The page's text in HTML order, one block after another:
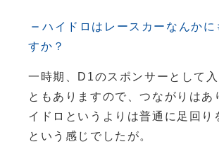
ハイドロはレースカーなんかに
すか？
一時期、D1のスポンサーとして入
ともありますので、つながりはあ
イドロというよりは普通に足回り
という感じでしたが。